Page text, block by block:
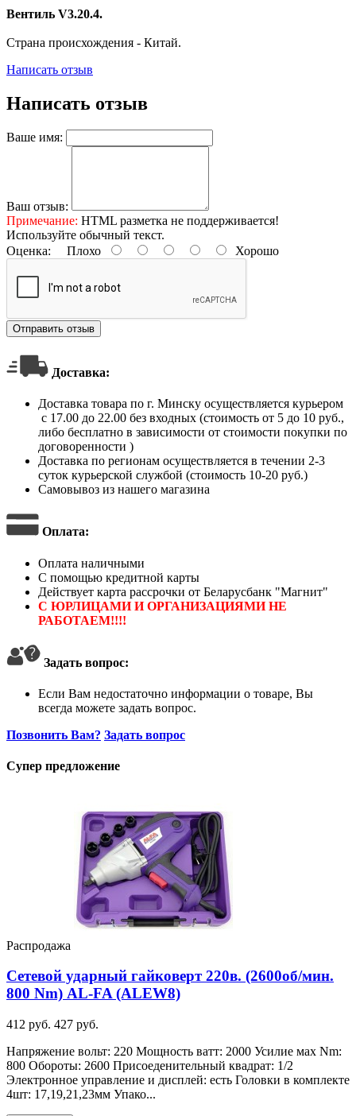
Вентиль V3.20.4.
Страна происхождения - Китай.
Написать отзыв
Написать отзыв
Ваше имя:
Ваш отзыв:
Примечание: HTML разметка не поддерживается!
Используйте обычный текст.
Оценка: Плохо Хорошо
Отправить отзыв
Доставка:
Доставка товара по г. Минску осуществляется курьером
с 17.00 до 22.00 без входных (стоимость от 5 до 10 руб.,
либо бесплатно в зависимости от стоимости покупки по
договоренности )
Доставка по регионам осуществляется в течении 2-3
суток курьерской службой (стоимость 10-20 руб.)
Самовывоз из нашего магазина
Оплата:
Оплата наличными
С помощью кредитной карты
Действует карта рассрочки от Беларусбанк "Магнит"
С ЮРЛИЦАМИ И ОРГАНИЗАЦИЯМИ НЕ
РАБОТАЕМ!!!!
Задать вопрос:
Если Вам недостаточно информации о товаре, Вы
всегда можете задать вопрос.
Позвонить Вам? Задать вопрос
Супер предложение
Распродажа
Сетевой ударный гайковерт 220в. (2600об/мин.
800 Nm) AL-FA (ALEW8)
412 руб. 427 руб.
Напряжение вольт: 220 Мощность ватт: 2000 Усилие мах Nm:
800 Обороты: 2600 Присоеденительный квадрат: 1/2
Электронное управление и дисплей: есть Головки в комплекте
4шт: 17,19,21,23мм Упако...